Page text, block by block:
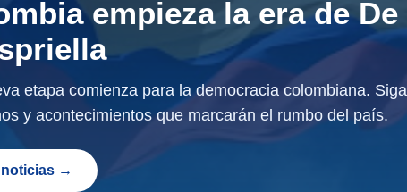
empieza la era de De
etapa comienza para la democracia colombiana. Siga
y acontecimientos que marcarán el rumbo del país.
noticias →